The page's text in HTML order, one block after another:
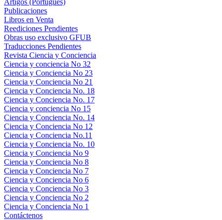
Artigos (Português)
Publicaciones
Libros en Venta
Reediciones Pendientes
Obras uso exclusivo GFUB
Traducciones Pendientes
Revista Ciencia y Conciencia
Ciencia y conciencia No 32
Ciencia y Conciencia No 23
Ciencia y Conciencia No 21
Ciencia y Conciencia No. 18
Ciencia y Conciencia No. 17
Ciencia y conciencia No 15
Ciencia y Conciencia No. 14
Ciencia y Conciencia No 12
Ciencia y Conciencia No.11
Ciencia y Conciencia No. 10
Ciencia y Conciencia No 9
Ciencia y Conciencia No 8
Ciencia y Conciencia No 7
Ciencia y Conciencia No 6
Ciencia y Conciencia No 3
Ciencia y Conciencia No 2
Ciencia y Conciencia No 1
Contáctenos